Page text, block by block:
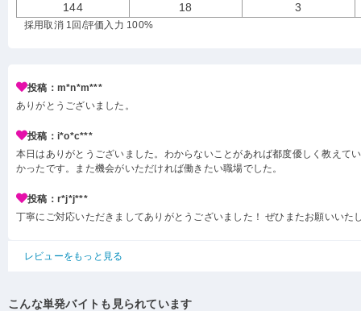
144 18 3
採用取消 1回 /評価入力 100%
投稿：m*n*m***
ありがとうございました。
投稿：i*o*c***
本日はありがとうございました。わからないことがあれば都度優しく教えて
かったです。また機会がいただければ働きたい職場でした。
投稿：r*j*j***
丁寧にご対応いただきましてありがとうございました！ ぜひまたお願いいた
レビューをもっと見る
こんな単発バイトも見られています